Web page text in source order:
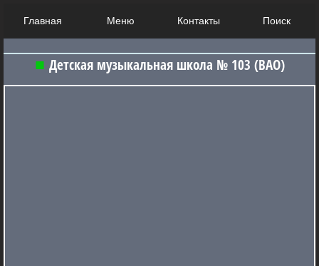
Главная Меню Контакты Поиск
Детская музыкальная школа № 103 (ВАО)